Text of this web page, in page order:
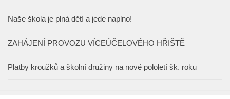
Naše škola je plná dětí a jede naplno!
ZAHÁJENÍ PROVOZU VÍCEÚČELOVÉHO HŘIŠTĚ
Platby kroužků a školní družiny na nové pololetí šk. roku